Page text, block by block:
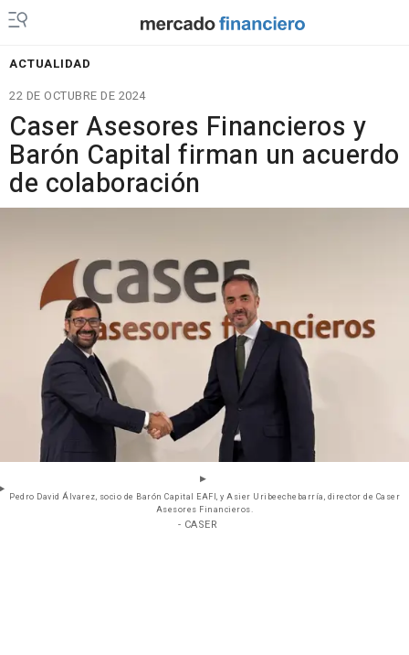
ACTUALIDAD
22 DE OCTUBRE DE 2024
Caser Asesores Financieros y
Barón Capital firman un acuerdo
de colaboración
Pedro David Álvarez, socio de Barón Capital EAFI, y Asier Uribeechebarría, director de Caser
Asesores Financieros.
- CASER